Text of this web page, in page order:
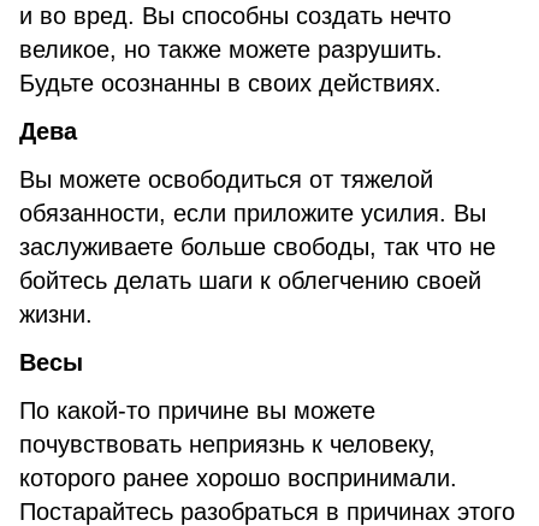
и во вред. Вы способны создать нечто
великое, но также можете разрушить.
Будьте осознанны в своих действиях.
Дева
Вы можете освободиться от тяжелой
обязанности, если приложите усилия. Вы
заслуживаете больше свободы, так что не
бойтесь делать шаги к облегчению своей
жизни.
Весы
По какой-то причине вы можете
почувствовать неприязнь к человеку,
которого ранее хорошо воспринимали.
Постарайтесь разобраться в причинах этого